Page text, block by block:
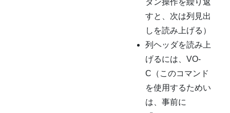
すと、次は列見出
しを読み上げる）
列ヘッダを読み上
げるには、VO-
C（このコマンド
を使用するためい
は、事前に